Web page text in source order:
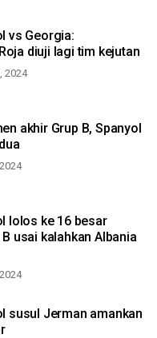
vs Georgia:
diuji lagi tim kejutan
2024
akhir Grup B, Spanyol
lolos ke 16 besar
usai kalahkan Albania
susul Jerman amankan